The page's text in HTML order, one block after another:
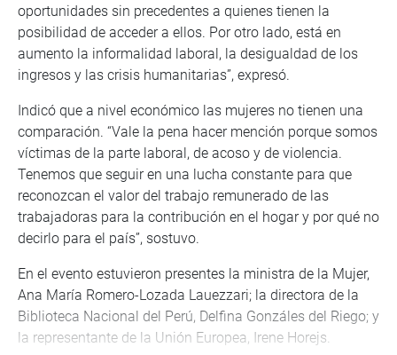
oportunidades sin precedentes a quienes tienen la
posibilidad de acceder a ellos. Por otro lado, está en
aumento la informalidad laboral, la desigualdad de los
ingresos y las crisis humanitarias”, expresó.
Indicó que a nivel económico las mujeres no tienen una
comparación. “Vale la pena hacer mención porque somos
víctimas de la parte laboral, de acoso y de violencia.
Tenemos que seguir en una lucha constante para que
reconozcan el valor del trabajo remunerado de las
trabajadoras para la contribución en el hogar y por qué no
decirlo para el país”, sostuvo.
En el evento estuvieron presentes la ministra de la Mujer,
Ana María Romero-Lozada Lauezzari; la directora de la
Biblioteca Nacional del Perú, Delfina Gonzáles del Riego; y
la representante de la Unión Europea, Irene Horejs.